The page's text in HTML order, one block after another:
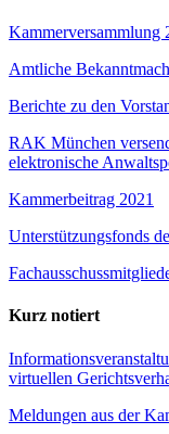
Kammerversammlung
Amtliche
Berichte zu den
RAK München
elektronische
Kammerbeitrag 2021
Unterstützungsfonds
Kurz notiert
virtuellen
Meldungen aus der